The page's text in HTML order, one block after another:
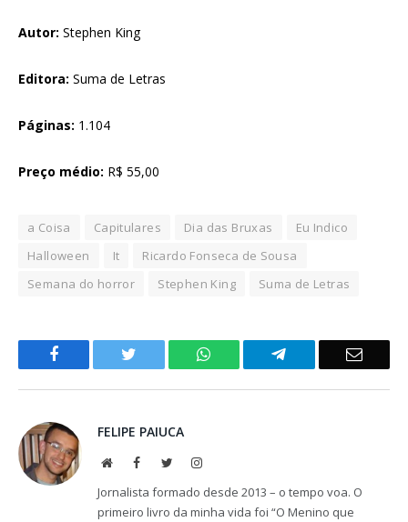
Autor: Stephen King
Editora: Suma de Letras
Páginas: 1.104
Preço médio: R$ 55,00
a Coisa Capitulares Dia das Bruxas
Eu Indico
Halloween
It
Ricardo Fonseca de Sousa
Semana do horror
Stephen King Suma de Letras
Facebook WhatsApp Telegram Email
FELIPE PAIUCA
WebsiteFacebookTwitterInstagram
Jornalista formado desde 2013 – o tempo voa. O
primeiro livro da minha vida foi “O Menino que